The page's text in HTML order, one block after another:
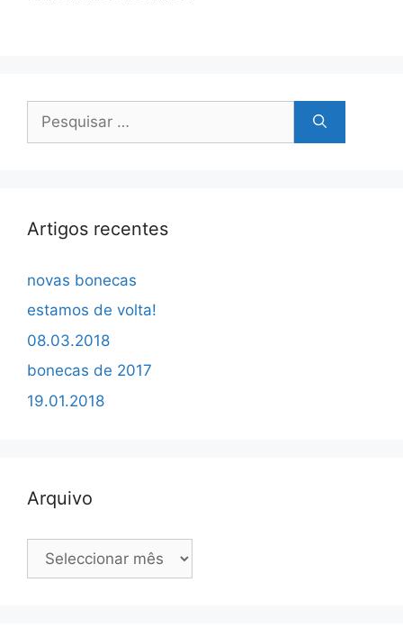
por:
Artigos recentes
novas bonecas
estamos de volta!
08.03.2018
bonecas de 2017
19.01.2018
Arquivo
Arquivo